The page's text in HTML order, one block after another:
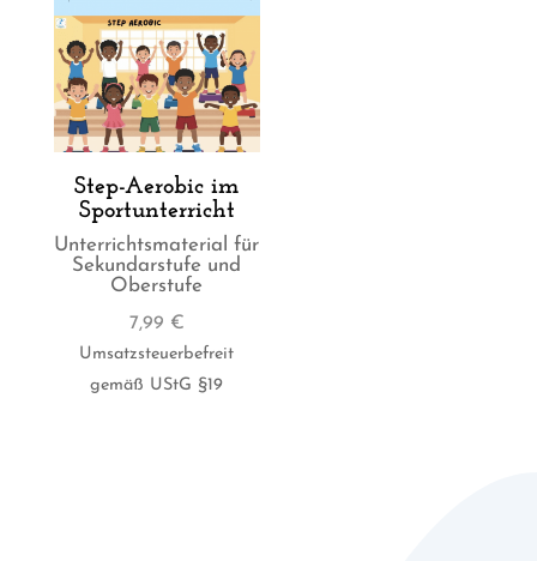
Step-Aerobic im
Sportunterricht
Unterrichtsmaterial für
Sekundarstufe und
Oberstufe
7,99 €
Umsatzsteuerbefreit
gemäß UStG §19